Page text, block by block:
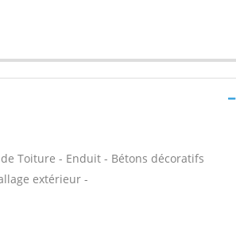
Toiture - Enduit - Bétons décoratifs
extérieur -